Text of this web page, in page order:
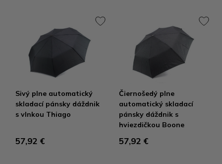
Sivý plne automatický
skladací pánsky dáždnik
s vlnkou Thiago
57,92 €
Čiernošedý plne
automatický skladací
pánsky dáždnik s
hviezdičkou Boone
57,92 €